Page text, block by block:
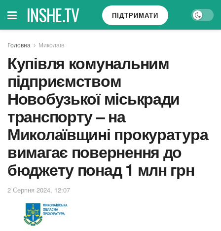
INSHE.TV ПІДТРИМАТИ
Головна Миколаїв
Купівля комунальним
підприємством
Новобузької міськради
транспорту – на
Миколаївщині прокуратура
вимагає повернення до
бюджету понад 1 млн грн
2 Серпня 2024, 12:07